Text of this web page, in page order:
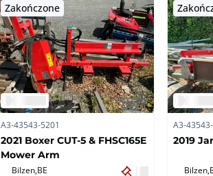
Zakończone
A3-43543-5201
2021 Boxer CUT-5 & FHSC165E
Mower Arm
Bilzen, BE
A3-
2019
Bilzen,